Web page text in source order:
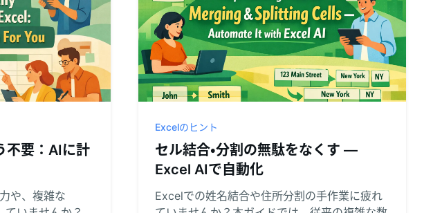
不要：AIに計
や、複雑な
Excelのヒント
セル結合・分割の無駄をなくす —
Excel AIで自動化
Excelでの姓名結合や住所分割の手作業に疲れ